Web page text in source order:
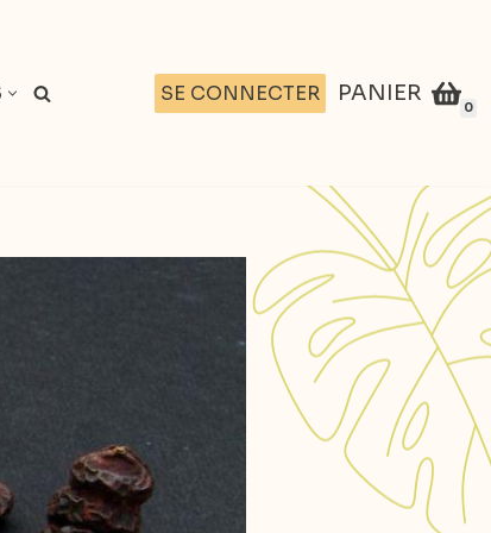
SE CONNECTER PANIER
0